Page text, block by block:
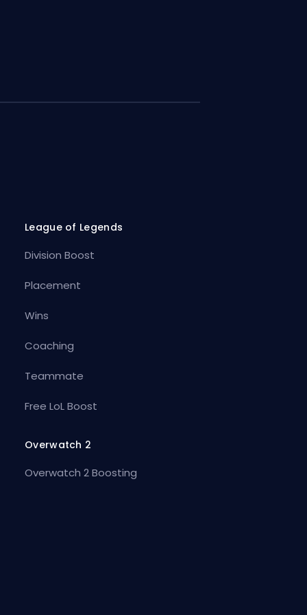
League of Legends
Division Boost
Placement
Wins
Coaching
Teammate
Free LoL Boost
Overwatch 2
Overwatch 2 Boosting